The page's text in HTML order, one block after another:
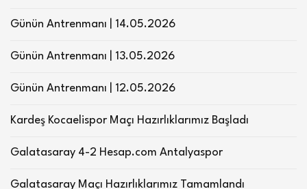
Günün Antrenmanı | 14.05.2026
Günün Antrenmanı | 13.05.2026
Günün Antrenmanı | 12.05.2026
Kardeş Kocaelispor Maçı Hazırlıklarımız Başladı
Galatasaray 4-2 Hesap.com Antalyaspor
Galatasaray Maçı Hazırlıklarımız Tamamlandı